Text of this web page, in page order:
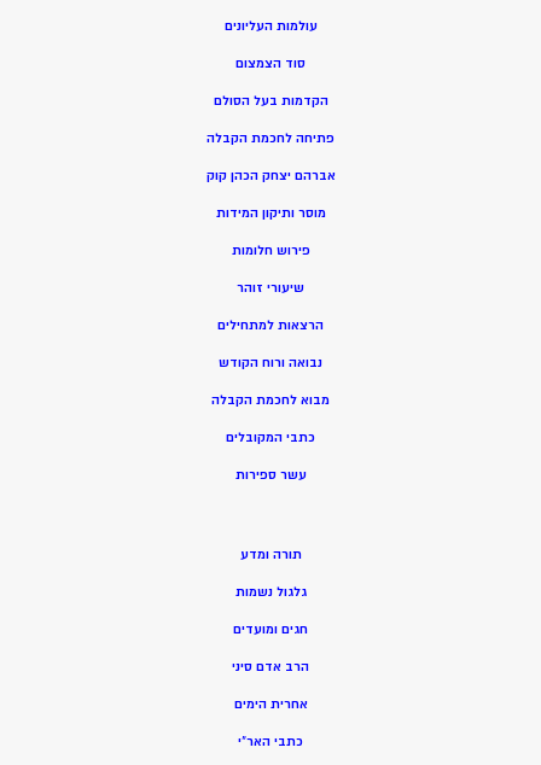
עולמות העליונים
סוד הצמצום
הקדמות בעל הסולם
פתיחה לחכמת הקבלה
אברהם יצחק הכהן קוק
מוסר ותיקון המידות
פירוש חלומות
שיעורי זוהר
הרצאות למתחילים
נבואה ורוח הקודש
מבוא לחכמת הקבלה
כתבי המקובלים
עשר ספירות
תורה ומדע
גלגול נשמות
חגים ומועדים
הרב אדם סיני
אחרית הימים
כתבי האר”י